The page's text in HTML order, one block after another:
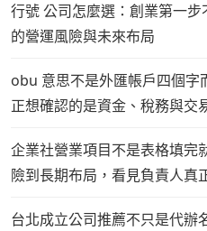
行號 公司怎麼選：創業第一
的營運風險與未來布局
obu 意思不是外匯帳戶四個字
正想確認的是資金、稅務與交
企業社營業項目不是表格填完
險到長期布局，看見負責人真
台北成立公司推薦不只是代辦